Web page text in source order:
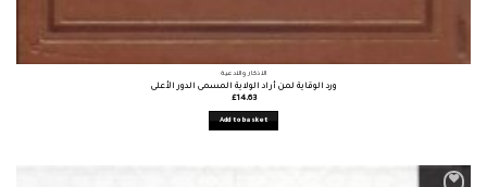
الأذكار والأدعية
ورد الوقاية لمن أراد الولاية المسمى الدور الأعلى
£14.63
Add to basket